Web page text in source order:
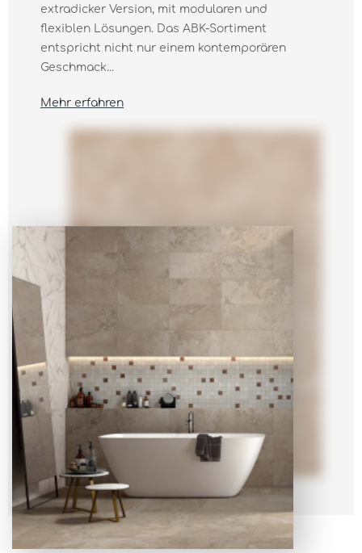
extradicker Version, mit modularen und
flexiblen Lösungen. Das ABK-Sortiment
entspricht nicht nur einem kontemporären
Geschmack...
Mehr erfahren